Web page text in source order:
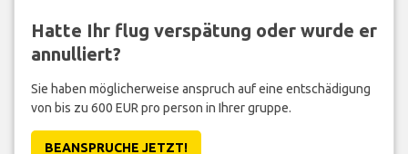
Hatte Ihr flug verspätung oder wurde er
annulliert?
Sie haben möglicherweise anspruch auf eine entschädigung
von bis zu 600 EUR pro person in Ihrer gruppe.
BEANSPRUCHE JETZT!